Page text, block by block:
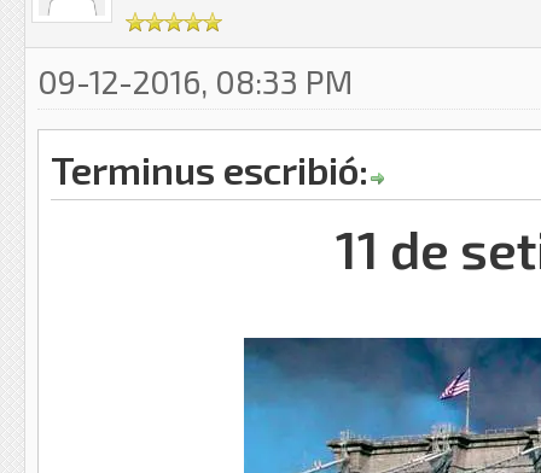
09-12-2016, 08:33 PM
Terminus escribió:
11 de